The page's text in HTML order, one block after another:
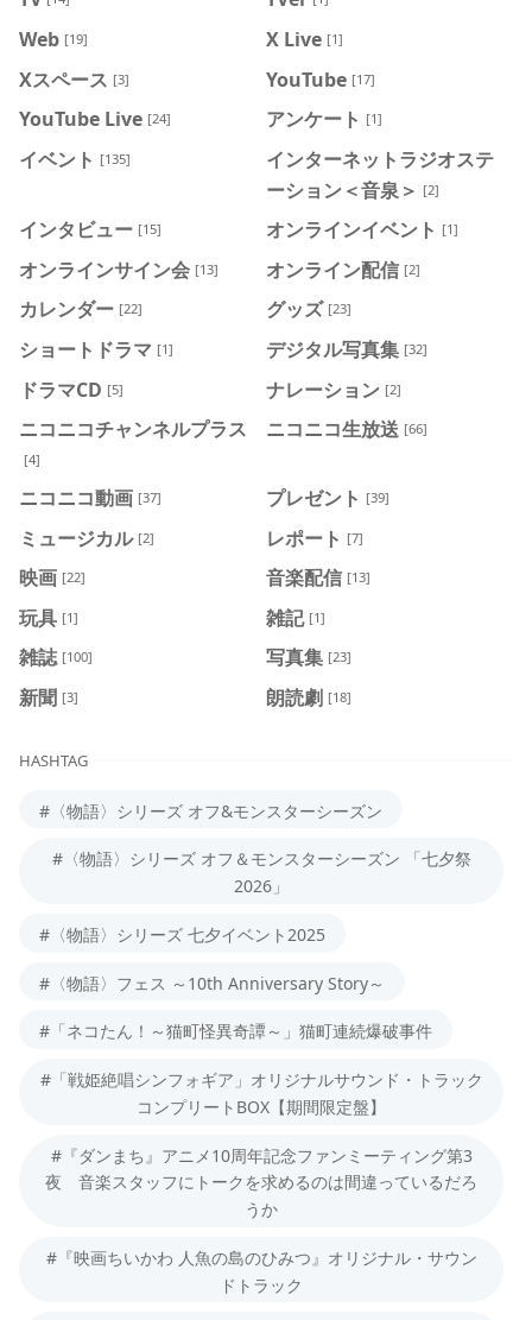
Web [19] X Live [1]
Xスペース [3] YouTube [17]
YouTube Live [24] アンケート [1]
イベント [135]
インターネットラジオステ
ーション＜音泉＞ [2]
インタビュー [15] オンラインイベント [1]
オンラインサイン会 [13] オンライン配信 [2]
カレンダー [22] グッズ [23]
ショートドラマ [1] デジタル写真集 [32]
ドラマCD [5] ナレーション [2]
ニコニコチャンネルプラス
[4]
ニコニコ生放送 [66]
ニコニコ動画 [37] プレゼント [39]
ミュージカル [2] レポート [7]
映画 [22] 音楽配信 [13]
玩具 [1] 雑記 [1]
雑誌 [100] 写真集 [23]
新聞 [3] 朗読劇 [18]
HASHTAG
#〈物語〉シリーズ オフ&モンスターシーズン
#〈物語〉シリーズ オフ＆モンスターシーズン 「七夕祭
2026」
#〈物語〉シリーズ 七夕イベント2025
#〈物語〉フェス ～10th Anniversary Story～
#「ネコたん！～猫町怪異奇譚～」猫町連続爆破事件
#「戦姫絶唱シンフォギア」オリジナルサウンド・トラック
コンプリートBOX【期間限定盤】
#『ダンまち』アニメ10周年記念ファンミーティング第3
夜 音楽スタッフにトークを求めるのは間違っているだろ
うか
#『映画ちいかわ 人魚の島のひみつ』オリジナル・サウン
ドトラック